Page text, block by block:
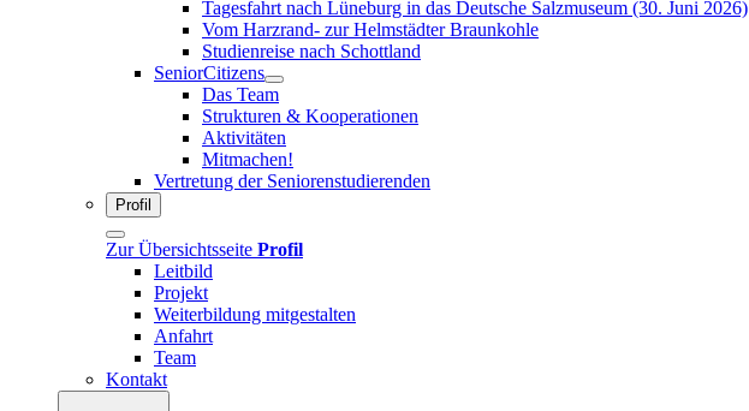
Tagesfahrt nach Lüneburg in das Deutsche Salzmuseum (30. Juni 2026)
Vom Harzrand- zur Helmstädter Braunkohle
Studienreise nach Schottland
SeniorCitizens
Das Team
Strukturen & Kooperationen
Aktivitäten
Mitmachen!
Vertretung der Seniorenstudierenden
Profil
Zur Übersichtsseite Profil
Leitbild
Projekt
Weiterbildung mitgestalten
Anfahrt
Team
Kontakt